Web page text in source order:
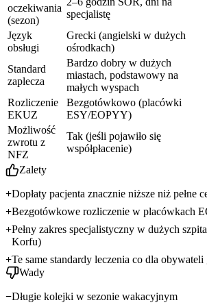
oczekiwania
(sezon)
specjalistę
Język
obsługi
Grecki (angielski w dużych
ośrodkach)
Standard
zaplecza
Bardzo dobry w dużych
miastach, podstawowy na
małych wyspach
Rozliczenie
EKUZ
Bezgotówkowo (placówki
ESY/EOPYY)
Możliwość
zwrotu z
NFZ
Tak (jeśli pojawiło się
współpłacenie)
Zalety
Dopłaty pacjenta znacznie niższe niż pełne
Bezgotówkowe rozliczenie w placówkach
Pełny zakres specjalistyczny w dużych
Korfu)
Te same standardy leczenia co dla obywateli
Wady
Długie kolejki w sezonie wakacyjnym